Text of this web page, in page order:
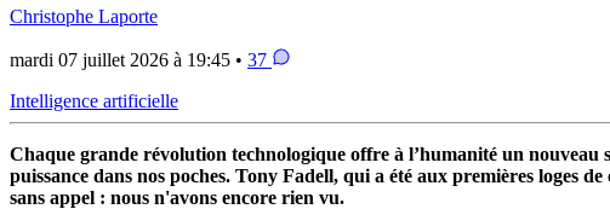
Christophe Laporte
mardi 07 juillet 2026 à 19:45 • 37
Intelligence artificielle
Chaque grande révolution technologique offre à l’humanité un
puissance dans nos poches. Tony Fadell, qui a été aux premières loges
sans appel : nous n'avons encore rien vu.